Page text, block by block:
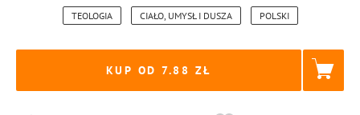
TEOLOGIA CIAŁO, UMYSŁ I DUSZA POLSKI
KUP OD 7.88